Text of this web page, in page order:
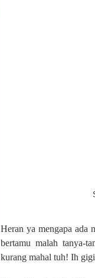
Sumber:
Heran ya mengapa ada
bertamu malah tanya-
kurang mahal tuh! Ih